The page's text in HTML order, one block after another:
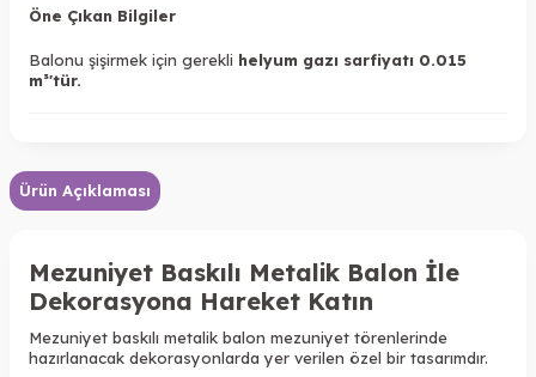
Öne Çıkan Bilgiler
Balonu şişirmek için gerekli helyum gazı sarfiyatı 0.015
m³'tür.
Ürün Açıklaması
Mezuniyet Baskılı Metalik Balon İle
Dekorasyona Hareket Katın
Mezuniyet baskılı metalik balon mezuniyet törenlerinde
hazırlanacak dekorasyonlarda yer verilen özel bir tasarımdır.